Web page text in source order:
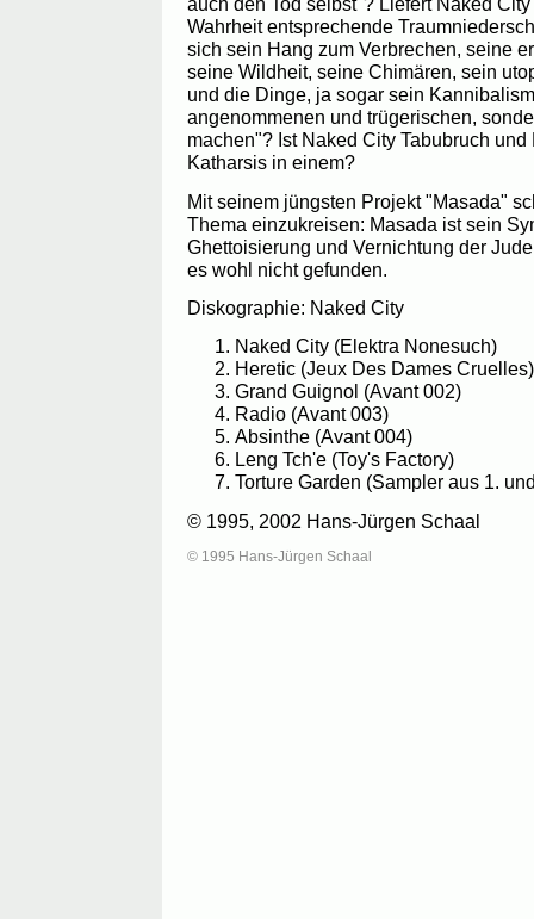
Wahrheit entsprechende
sich sein Hang zum Verbrechen, seine
seine Wildheit, seine Chimären, sein
und die Dinge, ja sogar sein
angenommenen und trügerischen,
machen"? Ist Naked City Tabubruch
Katharsis in einem?
Mit seinem jüngsten Projekt "Masada"
Thema einzukreisen: Masada ist sein
Ghettoisierung und Vernichtung der
es wohl nicht gefunden.
Diskographie: Naked City
Naked City (Elektra Nonesuch)
Heretic (Jeux Des Dames
Grand Guignol (Avant 002)
Radio (Avant 003)
Absinthe (Avant 004)
Leng Tch'e (Toy's Factory)
Torture Garden (Sampler aus 1.
© 1995, 2002 Hans-Jürgen Schaal
© 1995 Hans-Jürgen Schaal